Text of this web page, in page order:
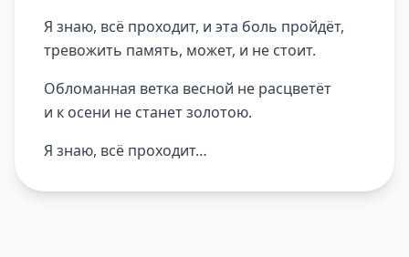
Я знаю, всё проходит, и эта боль пройдёт,
тревожить память, может, и не стоит.
Обломанная ветка весной не расцветёт
и к осени не станет золотою.
Я знаю, всё проходит…